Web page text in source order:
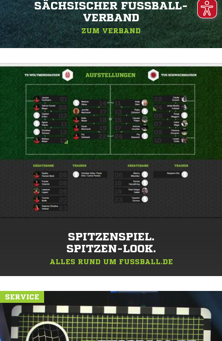
SÄCHSISCHER FUSSBALL-V
ERBAND
ZUM VERBAND
SPITZENSPIEL.
SPITZEN-LOOK.
ALLES RUND UM FUSSBALL.DE
SERVICE